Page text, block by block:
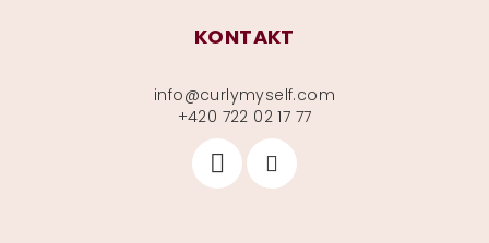
KONTAKT
info@curlymyself.com
+420 722 02 17 77